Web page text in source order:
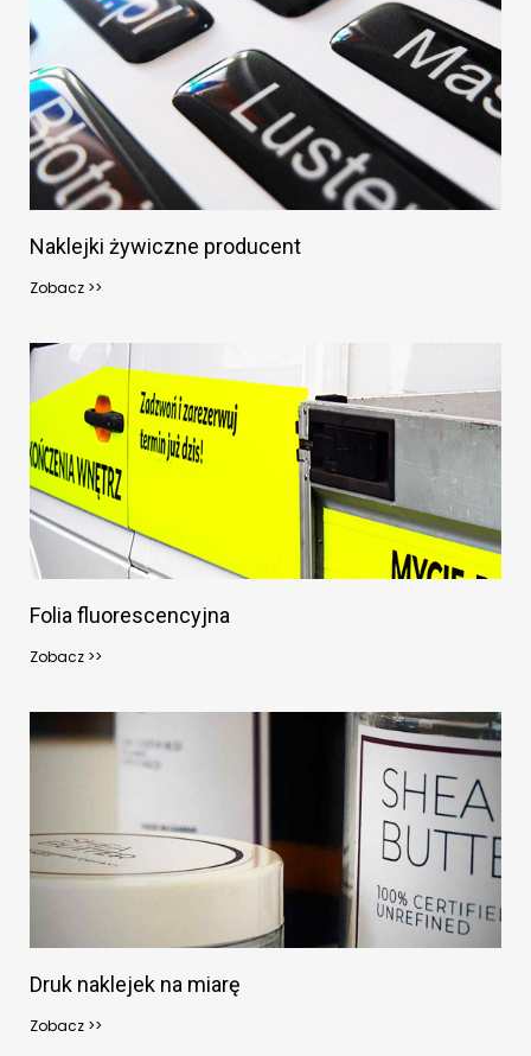
Naklejki żywiczne producent
Zobacz >>
Folia fluorescencyjna
Zobacz >>
Druk naklejek na miarę
Zobacz >>